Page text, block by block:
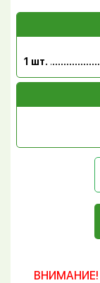
1 шт.
ВНИМАНИЕ!